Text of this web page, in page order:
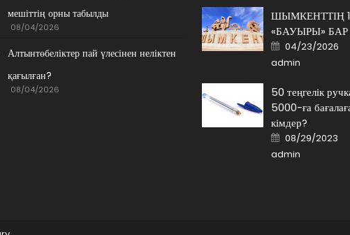
мешіттің орны табылды
08/04/2026
Алтынтөбеліктер пай үлесінен неліктен
қағылған?
08/04/2026
ШЫМКЕНТТІҢ
«БАУЫРЫ» БАР
Posted
on
04/23/2026
admin
50 теңгелік
5000-ға
кімдер?
Posted
on
08/29/2023
admin